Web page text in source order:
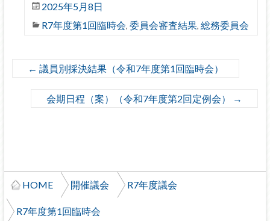
2025年5月8日
R7年度第1回臨時会, 委員会審査結果, 総務委員会
← 議員別採決結果（令和7年度第1回臨時会）
会期日程（案）（令和7年度第2回定例会） →
HOME 開催議会 R7年度議会
R7年度第1回臨時会